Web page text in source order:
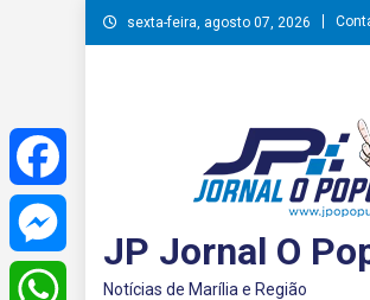
Skip
to
sexta-feira, agosto 07, 2026
JP Jornal O
Notícias de Marília e Região
Facebook
Messenger